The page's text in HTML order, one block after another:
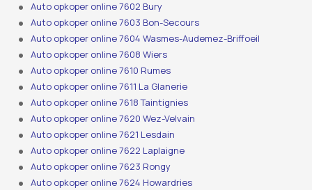
Auto opkoper online 7602 Bury
Auto opkoper online 7603 Bon-Secours
Auto opkoper online 7604 Wasmes-Audemez-Briffoeil
Auto opkoper online 7608 Wiers
Auto opkoper online 7610 Rumes
Auto opkoper online 7611 La Glanerie
Auto opkoper online 7618 Taintignies
Auto opkoper online 7620 Wez-Velvain
Auto opkoper online 7621 Lesdain
Auto opkoper online 7622 Laplaigne
Auto opkoper online 7623 Rongy
Auto opkoper online 7624 Howardries